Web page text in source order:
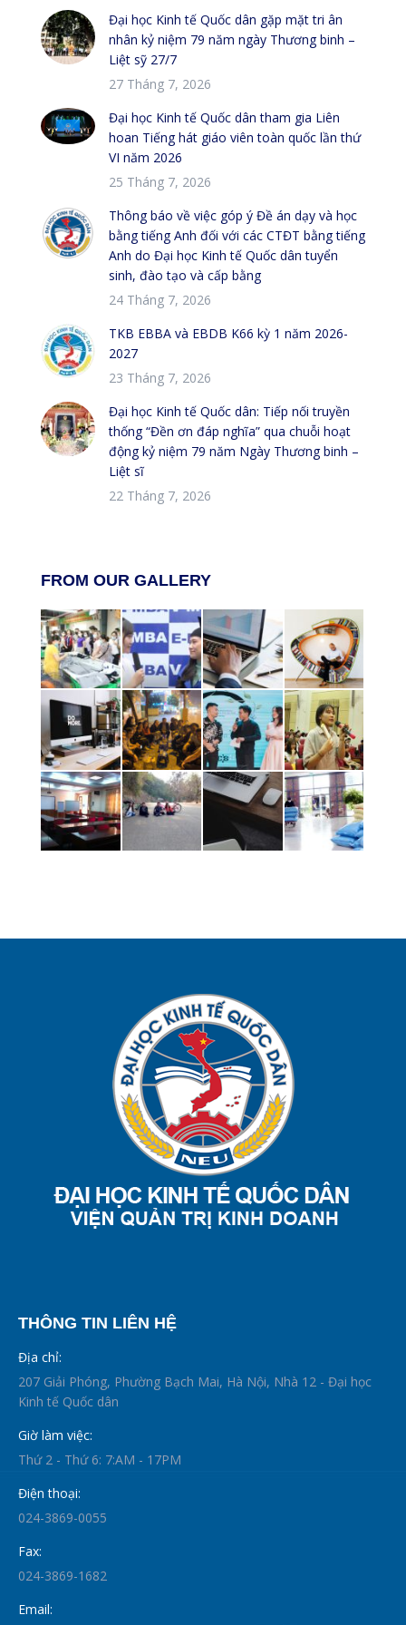
Đại học Kinh tế Quốc dân gặp mặt tri ân
nhân kỷ niệm 79 năm ngày Thương binh –
Liệt sỹ 27/7
27 Tháng 7, 2026
Đại học Kinh tế Quốc dân tham gia Liên
hoan Tiếng hát giáo viên toàn quốc lần thứ
VI năm 2026
25 Tháng 7, 2026
Thông báo về việc góp ý Đề án dạy và học
bằng tiếng Anh đối với các CTĐT bằng tiếng
Anh do Đại học Kinh tế Quốc dân tuyển
sinh, đào tạo và cấp bằng
24 Tháng 7, 2026
TKB EBBA và EBDB K66 kỳ 1 năm 2026-
2027
23 Tháng 7, 2026
Đại học Kinh tế Quốc dân: Tiếp nối truyền
thống “Đền ơn đáp nghĩa” qua chuỗi hoạt
động kỷ niệm 79 năm Ngày Thương binh –
Liệt sĩ
22 Tháng 7, 2026
FROM OUR GALLERY
THÔNG TIN LIÊN HỆ
Địa chỉ:
207 Giải Phóng, Phường Bạch Mai, Hà Nội, Nhà 12 - Đại học
Kinh tế Quốc dân
Giờ làm việc:
Thứ 2 - Thứ 6: 7:AM - 17PM
Điện thoại:
024-3869-0055
Fax:
024-3869-1682
Email: